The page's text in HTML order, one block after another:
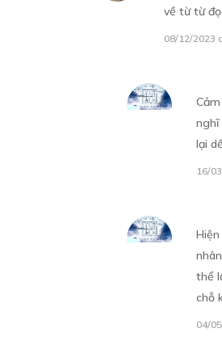
14/11/2023
14/11/2023
QUYỂN
14/11/2023
về từ từ
08/12/2023
nghĩ
lại
16/
thể
chỗ
04/